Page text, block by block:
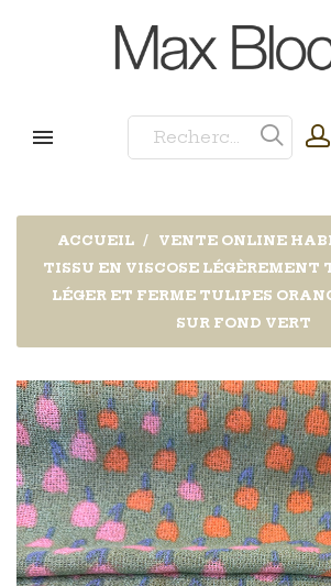
ACCUEIL
VENTE ONLINE
TISSU EN VISCOSE LÉGÈREMENT
LÉGER ET FERME TULIPES
SUR FOND VERT